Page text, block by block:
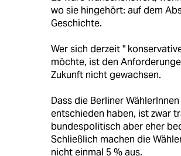
wo sie hingehört: auf dem
Geschichte.
Wer sich derzeit "
möchte, ist den
Zukunft nicht gewachsen.
Dass die Berliner
entschieden haben, ist zwar
bundespolitisch aber eher
Schließlich machen die
nicht einmal 5 % aus.